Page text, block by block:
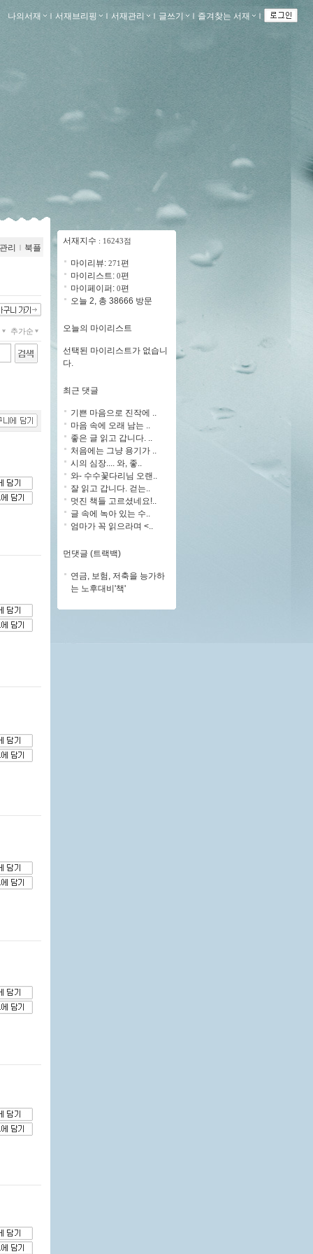
나의서재 ｌ 서재브리핑 ｌ 서재관리 ｌ 글쓰기 ｌ 즐겨찾는 서재 ｌ
리 ｌ 북플
추가순
서재지수 : 16243점
마이리뷰: 271편
마이리스트: 0편
마이페이퍼: 0편
오늘 2, 총 38666 방문
오늘의 마이리스트
선택된 마이리스트가 없습니
다.
최근 댓글
기쁜 마음으로 진작에 ..
마음 속에 오래 남는 ..
좋은 글 읽고 갑니다. ..
처음에는 그냥 용기가 ..
시의 심장.... 와, 좋..
와- 수수꽃다리님 오랜..
잘 읽고 갑니다. 걷는..
멋진 책들 고르셨네요!..
글 속에 녹아 있는 수..
엄마가 꼭 읽으라며 <..
먼댓글 (트랙백)
연금, 보험, 저축을 능가하
는 노후대비'책'